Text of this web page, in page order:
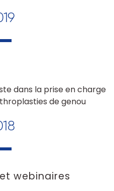
dans la prise en charge
de genou
webinaires